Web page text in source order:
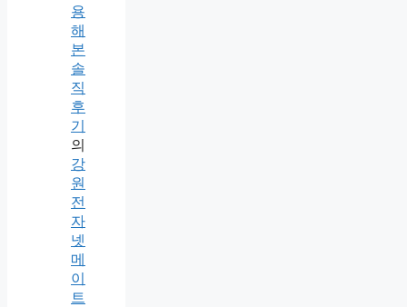
용
해
본
솔
직
후
기
의
강
원
전
자
넷
메
이
트